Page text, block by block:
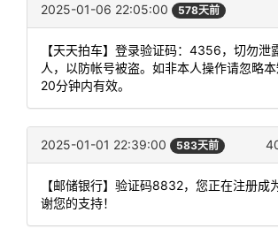
2025-01-06 22:05:00 578天前
【天天拍车】登录验证码：4356，切勿泄
人，以防帐号被盗。如非本人操作请忽略
20分钟内有效。
2025-01-01 22:39:00 583天前
【邮储银行】验证码8832，您正在注册成
谢您的支持！